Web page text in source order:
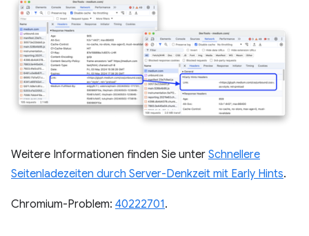
Weitere Informationen finden Sie unter Schnellere
Seitenladezeiten durch Server-Denkzeit mit Early Hints.
Chromium-Problem: 40222701.